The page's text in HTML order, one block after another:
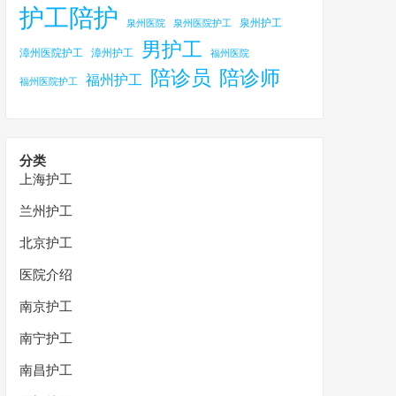
护工陪护
泉州医院 泉州医院护工 泉州护工
漳州医院护工 漳州护工 男护工 福州医院
福州医院护工 福州护工 陪诊员 陪诊师
分类
上海护工
兰州护工
北京护工
医院介绍
南京护工
南宁护工
南昌护工